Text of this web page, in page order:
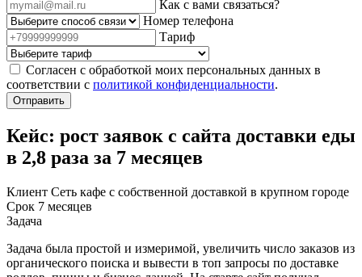
Как с вами связаться?
Номер телефона
Тариф
Согласен с обработкой моих персональных данных в
соответствии с политикой конфиденциальности.
Отправить
Кейс: рост заявок с сайта доставки еды
в 2,8 раза за 7 месяцев
Клиент Сеть кафе с собственной доставкой в крупном городе
Срок 7 месяцев
Задача
Задача была простой и измеримой, увеличить число заказов из
органического поиска и вывести в топ запросы по доставке